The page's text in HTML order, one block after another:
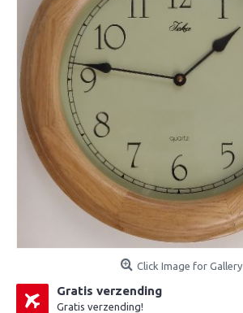
Click Image for Gallery
Gratis verzending
Gratis verzending!